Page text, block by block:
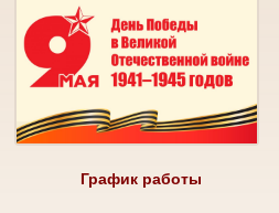
График работы